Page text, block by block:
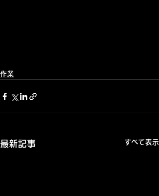
作業
最新記事 すべて表示